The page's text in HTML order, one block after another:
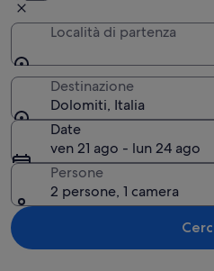
Località di partenza
Destinazione
Dolomiti, Italia
Date
ven 21 ago - lun 24 ago
Persone
2 persone, 1 camera